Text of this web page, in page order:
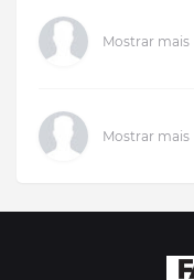
Mostrar mais
Mostrar mais